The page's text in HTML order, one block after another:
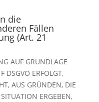
die
Fällen
(Art. 21
AUF GRUNDLAGE
DSGVO ERFOLGT,
AUS GRÜNDEN, DIE
ERGEBEN,